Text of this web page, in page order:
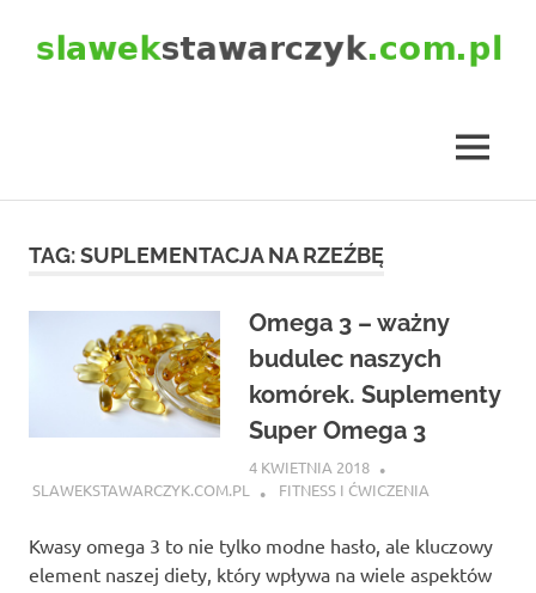
MENU
TAG:SUPLEMENTACJA NA RZEŹBĘ
Omega 3 – ważny
budulec naszych
komórek. Suplementy
Super Omega 3
4 KWIETNIA 2018
SLAWEKSTAWARCZYK.COM.PL
FITNESS I ĆWICZENIA
Kwasy omega 3 to nie tylko modne hasło, ale kluczowy
element naszej diety, który wpływa na wiele aspektów